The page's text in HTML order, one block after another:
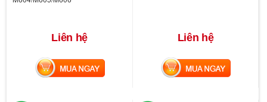
Liên hệ
MUA NGAY
Liên hệ
MUA NGAY